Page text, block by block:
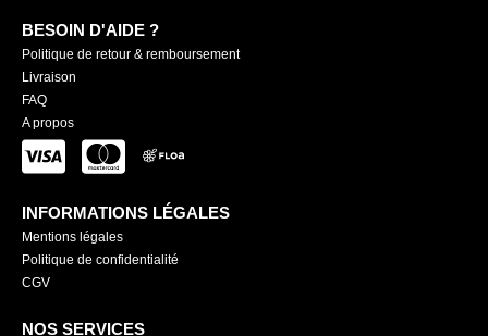
BESOIN D'AIDE ?
Politique de retour & remboursement
Livraison
FAQ
A propos
INFORMATIONS LÉGALES
Mentions légales
Politique de confidentialité
CGV
NOS SERVICES